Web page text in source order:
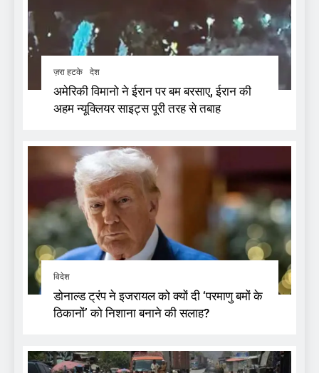
ज़रा हटके देश
अमेरिकी विमानो ने ईरान पर बम बरसाए, ईरान की
अहम न्यूक्लियर साइट्स पूरी तरह से तबाह
विदेश
डोनाल्ड ट्रंप ने इजरायल को क्यों दी ‘परमाणु बमों के
ठिकानों’ को निशाना बनाने की सलाह?